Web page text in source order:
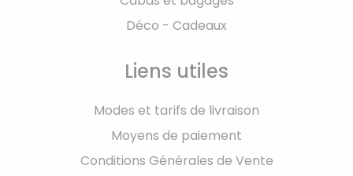
Déco - Cadeaux
Liens utiles
Modes et tarifs de livraison
Moyens de paiement
Conditions Générales de Vente